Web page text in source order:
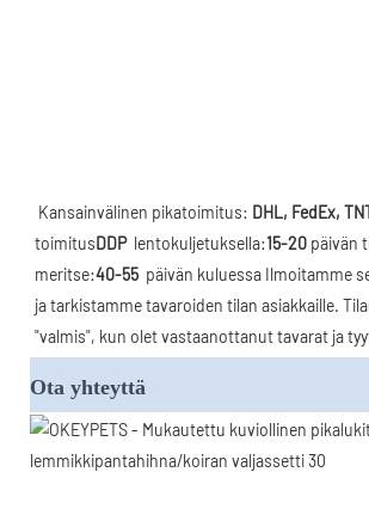
Kansainvälinen pikatoimitus: DHL, FedEx,
toimitusDDP lentokuljetuksella:15-20 päivän
meritse:40-55 päivän kuluessa Ilmoitamme
ja tarkistamme tavaroiden tilan asiakkaille.
"valmis", kun olet vastaanottanut tavarat ja
Ota yhteyttä